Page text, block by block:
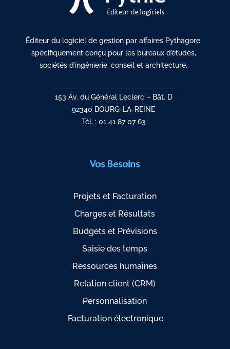
Éditeur du logiciel de gestion par affaires Pythagore,
spécifiquement conçu pour les bureaux d’études,
sociétés d’ingénierie, conseil et architecture.
153 Av. du Général Leclerc – Bât. D
92340 BOURG-LA-REINE
Tél. : 01 41 87 07 63
Vos Besoins
Projets et Facturation
Charges et Résultats
Budgets et Prévisions
Saisie des temps
Ressources humaines
Relation client (CRM)
Personnalisation
Facturation électronique